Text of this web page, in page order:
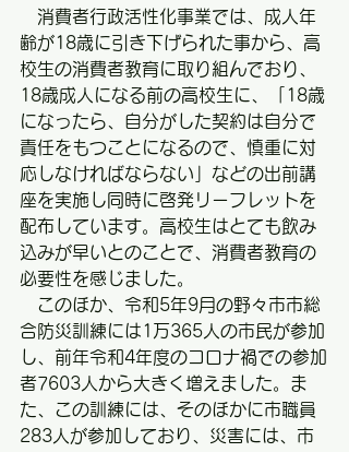
消費者行政活性化事業では、成人年
齢が18歳に引き下げられた事から、高
校生の消費者教育に取り組んでおり、
18歳成人になる前の高校生に、「18歳
になったら、自分がした契約は自分で
責任をもつことになるので、慎重に対
応しなければならない」などの出前講
座を実施し同時に啓発リーフレットを
配布しています。高校生はとても飲み
込みが早いとのことで、消費者教育の
必要性を感じました。
このほか、令和5年9月の野々市市総
合防災訓練には1万365人の市民が参加
し、前年令和4年度のコロナ禍での参加
者7603人から大きく増えました。ま
た、この訓練には、そのほかに市職員
283人が参加しており、災害には、市